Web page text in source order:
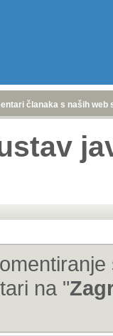
članaka s naših web
na "